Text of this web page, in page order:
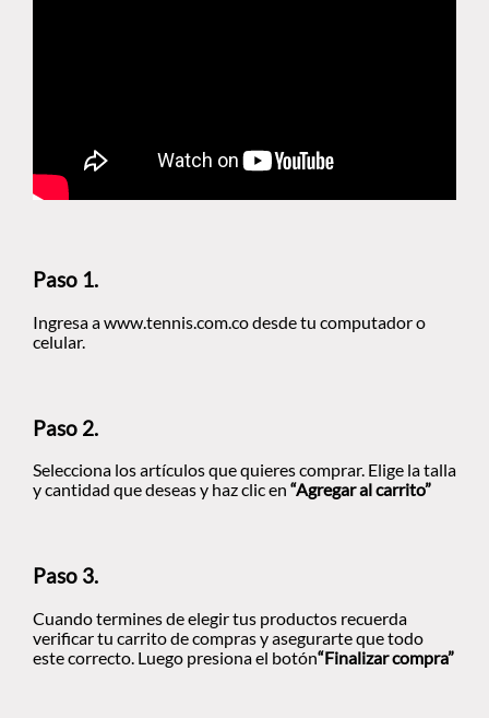
Paso 1.
Ingresa a www.tennis.com.co desde tu computador o
celular.
Paso 2.
Selecciona los artículos que quieres comprar. Elige la talla
y cantidad que deseas y haz clic en “Agregar al carrito”
Paso 3.
Cuando termines de elegir tus productos recuerda
verificar tu carrito de compras y asegurarte que todo
este correcto. Luego presiona el botón“Finalizar compra”